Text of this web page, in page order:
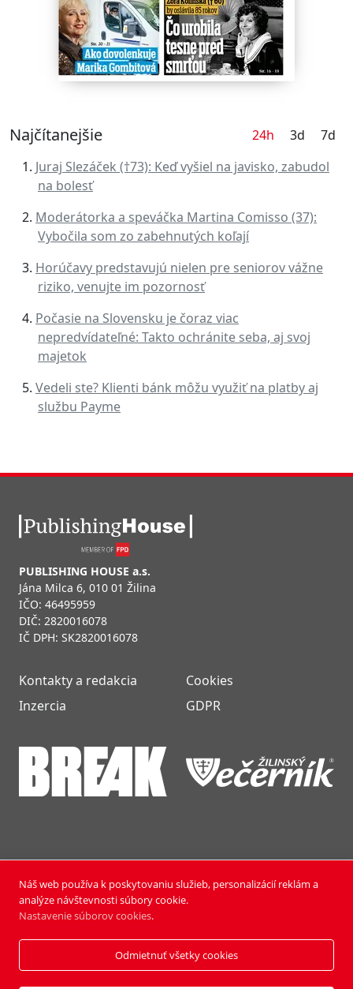
Najčítanejšie 24h 3d
7d
Juraj Slezáček (†73): Keď vyšiel na javisko, zabudol
na bolesť
Moderátorka a speváčka Martina Comisso (37):
Vybočila som zo zabehnutých koľají
Horúčavy predstavujú nielen pre seniorov vážne
riziko, venujte im pozornosť
Počasie na Slovensku je čoraz viac
nepredvídateľné: Takto ochránite seba, aj svoj
majetok
Vedeli ste? Klienti bánk môžu využiť na platby aj
službu Payme
PUBLISHING HOUSE a.s.
Jána Milca 6, 010 01 Žilina
IČO: 46495959
DIČ: 2820016078
IČ DPH: SK2820016078
Kontakty a redakcia
Inzercia
Cookies
GDPR
NOVÝ ČAS NEDEĽA © 2024 | PUBLISHING HOUSE, a.s.,
Všetky práva vyhradené.
Vyrobili:Pixmark
Náš web používa k poskytovaniu služieb, personalizácií reklám a
analýze návštevnosti súbory cookie.
Nastavenie súborov cookies.
Odmietnuť všetky cookies